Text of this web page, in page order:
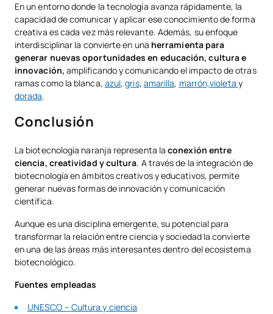
En un entorno donde la tecnología avanza rápidamente, la
capacidad de comunicar y aplicar ese conocimiento de forma
creativa es cada vez más relevante. Además, su enfoque
interdisciplinar la convierte en una herramienta para
generar nuevas oportunidades en educación, cultura e
innovación, amplificando y comunicando el impacto de otras
ramas como la blanca, azul,gris, amarilla, marrón,violeta y
dorada.
Conclusión
La biotecnología naranja representa laconexión entre
ciencia, creatividad y cultura. A través de la integración de
biotecnología en ámbitos creativos y educativos, permite
generar nuevas formas de innovación y comunicación
científica.
Aunque es una disciplina emergente, su potencial para
transformar la relación entre ciencia y sociedad la convierte
en una de las áreas más interesantes dentro del ecosistema
biotecnológico.
Fuentes empleadas
UNESCO – Cultura y ciencia